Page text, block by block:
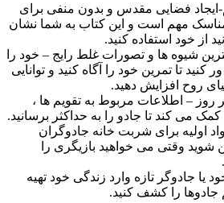
فضایی مقدس و بدون منفی برای
مناسک مهم است و این کتاب به شما نشان
از خود استفاده کنید.
شیوه ها و تصورات غلط رایج – خود را
تا تمرین خود را آگاه کنید و توانایی
روح افزایش دهید.
روز – اطلاعات مربوط به تقویم ها ،
می کند تا جادو را به حداکثر برسانید.
اولیه برای شربت خانه جادوگران
وقتی می خواهید بازیگری را
یا جادوگر تازه وارد زندگی خود تهیه
جادوها را کشف کنید.